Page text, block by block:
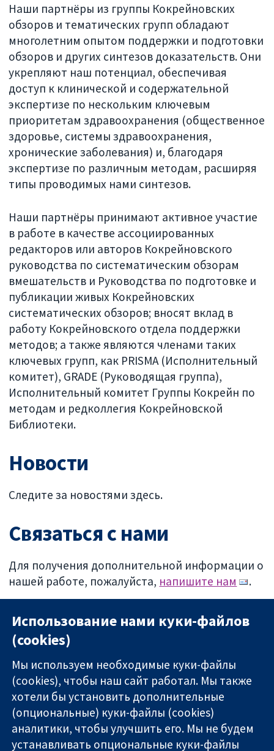
Наши партнёры из группы Кокрейновских
обзоров и тематических групп обладают
многолетним опытом поддержки и подготовки
обзоров и других синтезов доказательств. Они
укрепляют наш потенциал, обеспечивая
доступ к клинической и содержательной
экспертизе по нескольким ключевым
приоритетам здравоохранения (общественное
здоровье, системы здравоохранения,
хронические заболевания) и, благодаря
экспертизе по различным методам, расширяя
типы проводимых нами синтезов.
Наши партнёры принимают активное участие
в работе в качестве ассоциированных
редакторов или авторов Кокрейновского
руководства по систематическим обзорам
вмешательств и Руководства по подготовке и
публикации живых Кокрейновских
систематических обзоров; вносят вклад в
работу Кокрейновского отдела поддержки
методов; а также являются членами таких
ключевых групп, как PRISMA (Исполнительный
комитет), GRADE (Руководящая группа),
Исполнительный комитет Группы Кокрейн по
методам и редколлегия Кокрейновской
Библиотеки.
Новости
Следите за новостями здесь.
Связаться с нами
Для получения дополнительной информации о
нашей работе, пожалуйста, напишите нам .
Посмотреть наши декларации о конфликте
интересов
11-13 Cavendish
Связаться с
Использование нами куки-файлов
(cookies)
Мы используем необходимые куки-файлы
(cookies), чтобы наш сайт работал. Мы также
хотели бы установить дополнительные
(опциональные) куки-файлы (cookies)
аналитики, чтобы улучшить его. Мы не будем
устанавливать опциональные куки-файлы